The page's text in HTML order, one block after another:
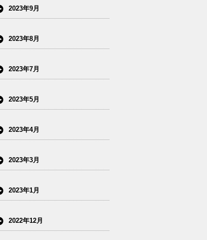
2023年9月
2023年8月
2023年7月
2023年5月
2023年4月
2023年3月
2023年1月
2022年12月